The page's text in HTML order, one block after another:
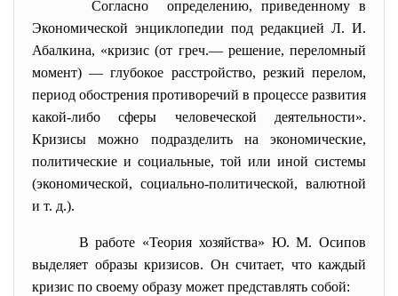
Согласно определению, приведенному в
Экономической энциклопедии под редакцией Л. И.
Абалкина, «кризис (от греч.— решение, переломный
момент) — глубокое расстройство, резкий перелом,
период обострения противоречий в процессе развития
какой-либо сферы человеческой деятельности».
Кризисы можно подразделить на экономические,
политические и социальные, той или иной системы
(экономической, социально-политической, валютной
и т. д.).
В работе «Теория хозяйства» Ю. М. Осипов
выделяет образы кризисов. Он считает, что каждый
кризис по своему образу может представлять собой: